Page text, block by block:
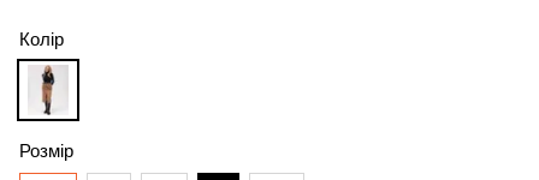
Колір
Розмір